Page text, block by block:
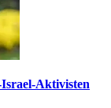
Aktivisten